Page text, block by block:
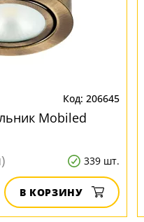
206645
Mobiled
339 шт.
В КОРЗИНУ